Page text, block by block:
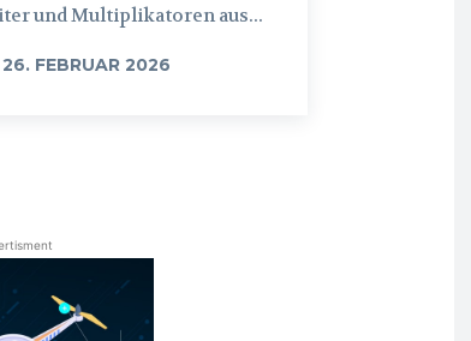
und Multiplikatoren aus...
26. FEBRUAR 2026